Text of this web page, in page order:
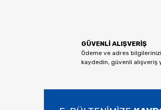
Ürün açıklamasında eksik
Ürün bilgilerinde hatalar
GÜVENLİ ALIŞVERİŞ
Ödeme ve adres bilgilerinizi
kaydedin, güvenli alışveriş